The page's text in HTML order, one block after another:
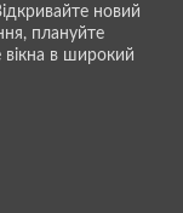
новий
плануйте
в широкий